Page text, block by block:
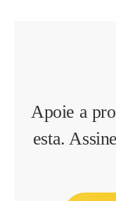
Apoie a
esta.